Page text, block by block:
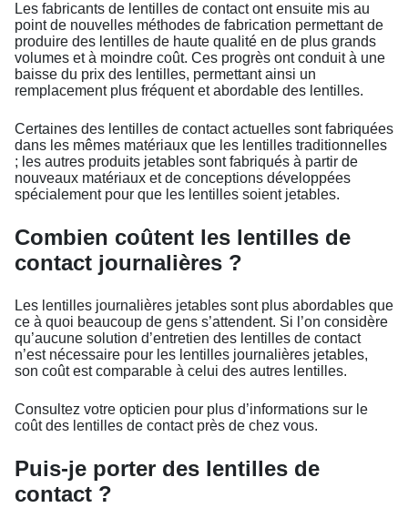
Les fabricants de lentilles de contact ont ensuite mis au
point de nouvelles méthodes de fabrication permettant de
produire des lentilles de haute qualité en de plus grands
volumes et à moindre coût. Ces progrès ont conduit à une
baisse du prix des lentilles, permettant ainsi un
remplacement plus fréquent et abordable des lentilles.
Certaines des lentilles de contact actuelles sont fabriquées
dans les mêmes matériaux que les lentilles traditionnelles
; les autres produits jetables sont fabriqués à partir de
nouveaux matériaux et de conceptions développées
spécialement pour que les lentilles soient jetables.
Combien coûtent les lentilles de
contact journalières ?
Les lentilles journalières jetables sont plus abordables que
ce à quoi beaucoup de gens s’attendent. Si l’on considère
qu’aucune solution d’entretien des lentilles de contact
n’est nécessaire pour les lentilles journalières jetables,
son coût est comparable à celui des autres lentilles.
Consultez votre opticien pour plus d’informations sur le
coût des lentilles de contact près de chez vous.
Puis-je porter des lentilles de
contact ?